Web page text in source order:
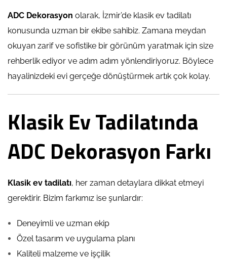
ADC Dekorasyon olarak, İzmir’de klasik ev tadilatı
konusunda uzman bir ekibe sahibiz. Zamana meydan
okuyan zarif ve sofistike bir görünüm yaratmak için size
rehberlik ediyor ve adım adım yönlendiriyoruz. Böylece
hayalinizdeki evi gerçeğe dönüştürmek artık çok kolay.
Klasik Ev Tadilatında
ADC Dekorasyon Farkı
Klasik ev tadilatı, her zaman detaylara dikkat etmeyi
gerektirir. Bizim farkımız ise şunlardır:
Deneyimli ve uzman ekip
Özel tasarım ve uygulama planı
Kaliteli malzeme ve işçilik